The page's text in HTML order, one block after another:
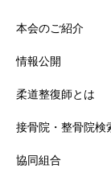
本会のご紹介
情報公開
柔道整復師とは
接骨院・整骨院検
協同組合